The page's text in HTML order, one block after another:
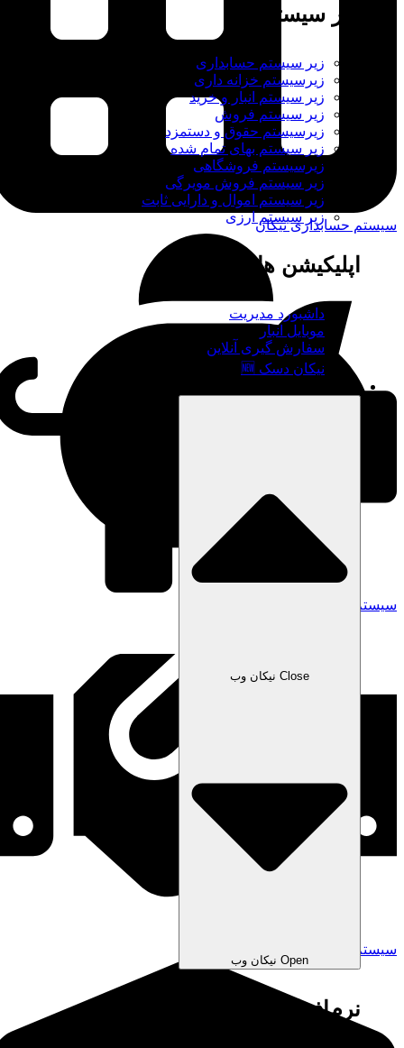
زیر سیستم ها
زیر سیستم حسابداری
زیرسیستم خزانه داری
زیر سیستم انبار و خرید
زیر سیستم فروش
زیرسیستم حقوق و دستمزد
زیر سیستم بهای تمام شده
زیرسیستم فروشگاهی
زیر سیستم فروش مویرگی
زیر سیستم اموال و دارایی ثابت
زیر سیستم ارزی
اپلیکیشن ها
داشبورد مدیریت
موبایل انبار
سفارش گیری آنلاین
نیکان دسک 🆕
نیکان وب
Close نیکان وب
Open نیکان وب
نرم‌افزارهای ابری
سیستم حسابداری نیکان
سیستم خزانه‌داری نیکان
سیستم فروش نیکان